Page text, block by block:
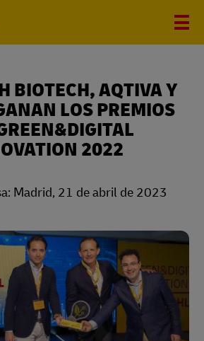
BIOTECH, AQTIVA Y
LOS PREMIOS
2022
Madrid, 21 de abril de 2023